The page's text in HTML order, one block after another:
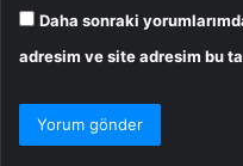
Daha sonraki
adresim ve site adresim bu